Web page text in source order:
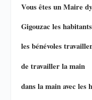
Vous êtes un Maire
Gigouzac les
les bénévoles
de travailler la main
dans la main avec